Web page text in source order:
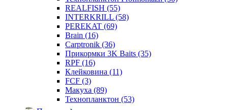
REALFISH (55)
INTERKRILL (58)
PEREKAT (69)
Brain (16)
Carptronik (36)
Прикормки 3K Baits (35)
RPF (16)
Клейковина (11)
FCF (3)
Макуха (89)
Технопланктон (53)